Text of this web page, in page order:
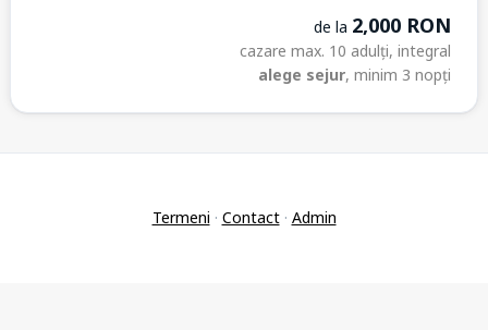
de la 2,000 RON
cazare max. 10 adulți, integral
alege sejur, minim 3 nopți
Termeni · Contact· Admin